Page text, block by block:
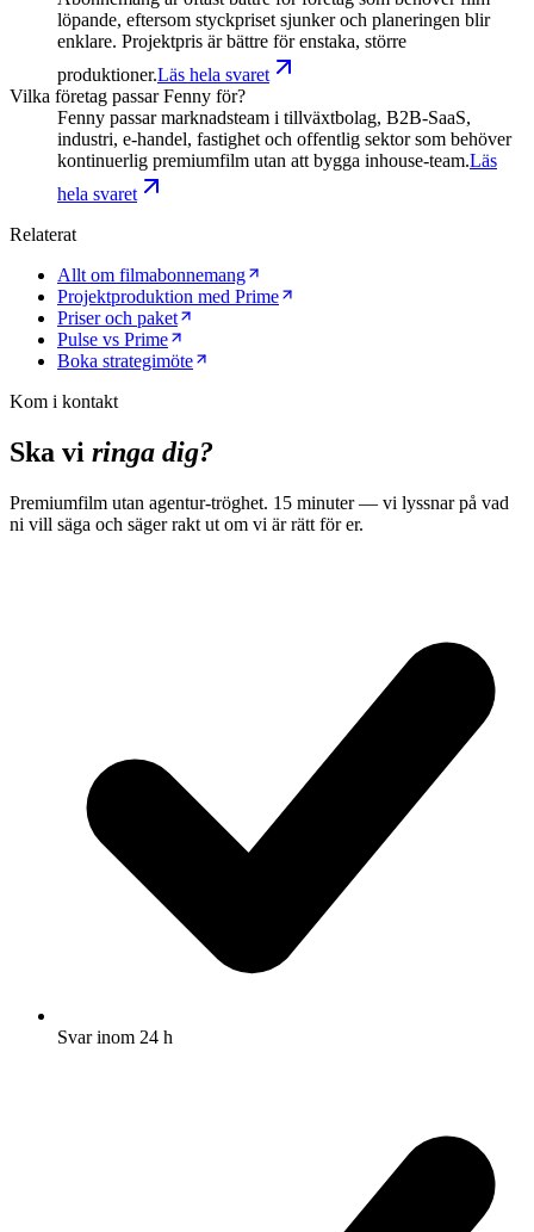
löpande, eftersom styckpriset sjunker och planeringen blir
enklare. Projektpris är bättre för enstaka, större
produktioner.Läs hela svaret
Vilka företag passar Fenny för?
Fenny passar marknadsteam i tillväxtbolag, B2B-SaaS,
industri, e-handel, fastighet och offentlig sektor som behöver
kontinuerlig premiumfilm utan att bygga inhouse-team.Läs
hela svaret
Relaterat
Allt om filmabonnemang
Projektproduktion med Prime
Priser och paket
Pulse vs Prime
Boka strategimöte
Kom i kontakt
Ska vi ringa dig?
Premiumfilm utan agentur-tröghet. 15 minuter — vi lyssnar på vad
ni vill säga och säger rakt ut om vi är rätt för er.
Svar inom 24 h